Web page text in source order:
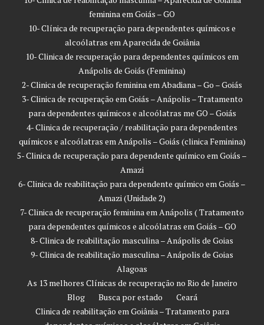
feminina em Goiás – GO
10- Clínica de recuperação para dependentes químicos e
alcoólatras em Aparecida de Goiânia
10- Clinica de recuperação para dependentes químicos em
Anápolis de Goiás (Feminina)
2- Clinica de recuperação feminina em Abadiana – Go – Goiás
3- Clinica de recuperação em Goiás – Anápolis – Tratamento
para dependentes químicos e alcoólatras me GO – Goiás
4- Clinica de recuperação / reabilitação para dependentes
químicos e alcoólatras em Anápolis – Goiás (clinica Feminina)
5- Clinica de recuperação para dependente químico em Goiás –
Amazi
6- Clinica de reabilitação para dependente químico em Goiás –
Amazi (Unidade 2)
7- Clinica de recuperação feminina em Anápolis ( Tratamento
para dependentes químicos e alcoólatras em Goiás – GO
8- Clinica de reabilitação masculina – Anápolis de Goias
9- Clinica de reabilitação masculina – Anápolis de Goias
Alagoas
As 13 melhores Clínicas de recuperação no Rio de Janeiro
Blog
Busca por estado
Ceará
Clinica de reabilitação em Goiânia – Tratamento para